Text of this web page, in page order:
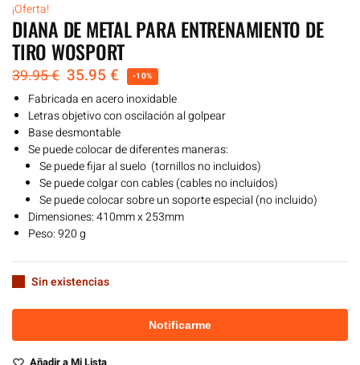
¡Oferta!
DIANA DE METAL PARA ENTRENAMIENTO DE
TIRO WOSPORT
39.95€ 35.95 € -10%
Fabricada en acero inoxidable
Letras objetivo con oscilación al golpear
Base desmontable
Se puede colocar de diferentes maneras:
Se puede fijar al suelo (tornillos no incluidos)
Se puede colgar con cables (cables no incluidos)
Se puede colocar sobre un soporte especial (no incluido)
Dimensiones: 410mm x 253mm
Peso: 920 g
Sin existencias